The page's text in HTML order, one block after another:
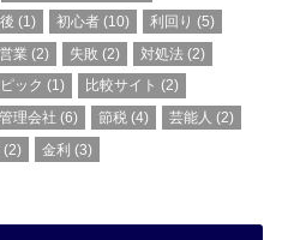
(1) 初心者 (10) 利回り (5)
営業 (2) 失敗 (2) 対処法 (2)
ック (1) 比較サイト (2)
管理会社 (6) 節税 (4) 芸能人 (2)
(2) 金利 (3)